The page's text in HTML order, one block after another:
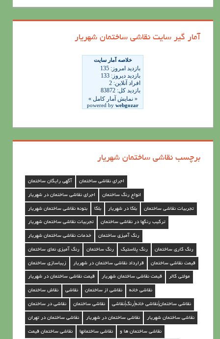
ش
ی
س
ن
د
ر
آمار گیر سایت نقاشی ساختمان شهریار
برچسب نقاشی ساختمان شهریار
آگهی رایگان ساختمان اجرای نقاشی ساختمان
اجرای نقاشی ساختمان در شهریار انواع رنگ ساختمان
بتونه نقاشی ساختمان شهریار بلکا بلکا در شهریار تجربیات نقاشی ساختمان
تجربیات نقاشی ساختمان شهریار ترکیب رنگها در نقاشی ساختمان
خدمات نقاشی ساختمان شهریار رنگ آمیزی ساختمان
رنگ آمیزی نمای ساختمان رنگ ساختمان رنگ پلاستیک رنگ کاری ساختمان
زیباسازی ساختمان قرارداد نقاشی ساختمان در شهریار قیمت نقاشی ساختمان
قیمت نقاشی ساختمان در شهریار قیمت نقاشی ساختمان شهریار مولتی کالر
نقاش ساختمان نقاشی نقاشی از ساختمان نقاشی خانه
نقاشی در ساختمان نقاشی ساختمان نقاشی ساختمان|نقاشی خانه|رنگ|نقاشی
نقاشی ساختمان در تهران نقاشی ساختمان در شهریار نقاشی ساختمان شهریار
نقاشی ساختمان قیمت نقاشی ساختمانها نقاشی ساختمان ها و